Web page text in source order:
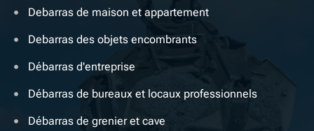
Debarras de maison et appartement
Debarras des objets encombrants
Débarras d'entreprise
Débarras de bureaux et locaux professionnels
Débarras de grenier et cave